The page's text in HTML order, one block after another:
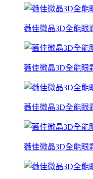
薇佳微晶3D全能眼
薇佳微晶3D全能眼
薇佳微晶3D全能眼
薇佳微晶3D全能眼